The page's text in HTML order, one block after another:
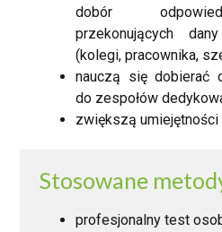
dobór
przekonujących
(kolegi, pracownika,
nauczą się dobierać
do zespołów
zwiększą
Stosowane
profesjonalny test